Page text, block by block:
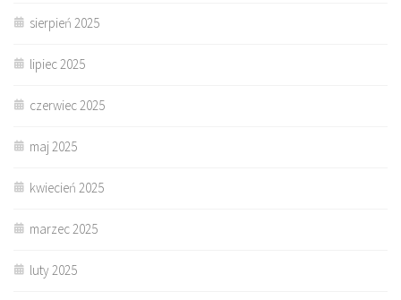
sierpień 2025
lipiec 2025
czerwiec 2025
maj 2025
kwiecień 2025
marzec 2025
luty 2025